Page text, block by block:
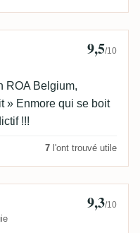
9,5/10
ROA Belgium,
» Enmore qui se boit
!!!
7 l'ont trouvé utile
9,3/10